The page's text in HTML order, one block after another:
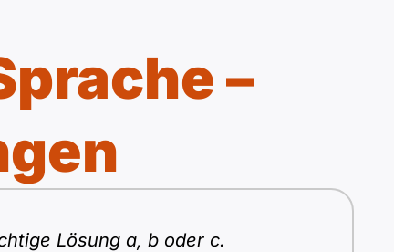
–
Lösung a, b oder c.